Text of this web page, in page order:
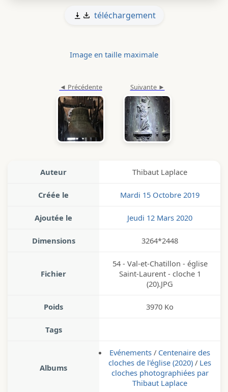
téléchargement
Image en taille maximale
Auteur Thibaut Laplace
Créée le Mardi 15 Octobre 2019
Ajoutée le Jeudi 12 Mars 2020
Dimensions 3264*2448
Fichier
54 - Val-et-Chatillon - église
Saint-Laurent - cloche 1
(20).JPG
Poids 3970 Ko
Tags
Albums
Evénements / Centenaire des
cloches de l'église (2020) / Les
cloches photographiées par
Thibaut Laplace